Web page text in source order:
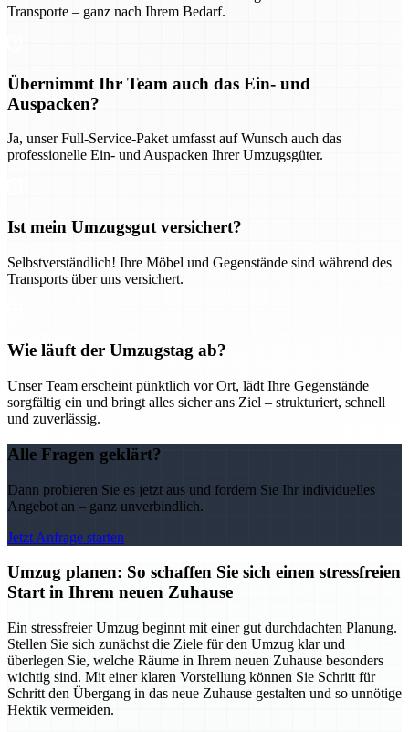
Transporte – ganz nach Ihrem Bedarf.
Übernimmt Ihr Team auch das Ein- und
Auspacken?
Ja, unser Full-Service-Paket umfasst auf Wunsch auch das
professionelle Ein- und Auspacken Ihrer Umzugsgüter.
Ist mein Umzugsgut versichert?
Selbstverständlich! Ihre Möbel und Gegenstände sind während des
Transports über uns versichert.
Wie läuft der Umzugstag ab?
Unser Team erscheint pünktlich vor Ort, lädt Ihre Gegenstände
sorgfältig ein und bringt alles sicher ans Ziel – strukturiert, schnell
und zuverlässig.
Alle Fragen geklärt?
Dann probieren Sie es jetzt aus und fordern Sie Ihr individuelles
Angebot an – ganz unverbindlich.
Jetzt Anfrage starten
Umzug planen: So schaffen Sie sich einen stressfreien
Start in Ihrem neuen Zuhause
Ein stressfreier Umzug beginnt mit einer gut durchdachten Planung.
Stellen Sie sich zunächst die Ziele für den Umzug klar und
überlegen Sie, welche Räume in Ihrem neuen Zuhause besonders
wichtig sind. Mit einer klaren Vorstellung können Sie Schritt für
Schritt den Übergang in das neue Zuhause gestalten und so unnötige
Hektik vermeiden.